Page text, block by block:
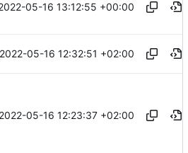
05-16 13:12:55 +00:00
2022-05-16 12:32:51 +02:00
2022-05-16 12:23:37 +02:00